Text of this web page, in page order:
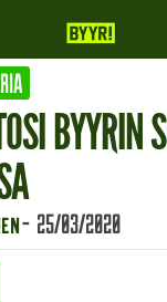
BYYRIN
- 25/03/2020